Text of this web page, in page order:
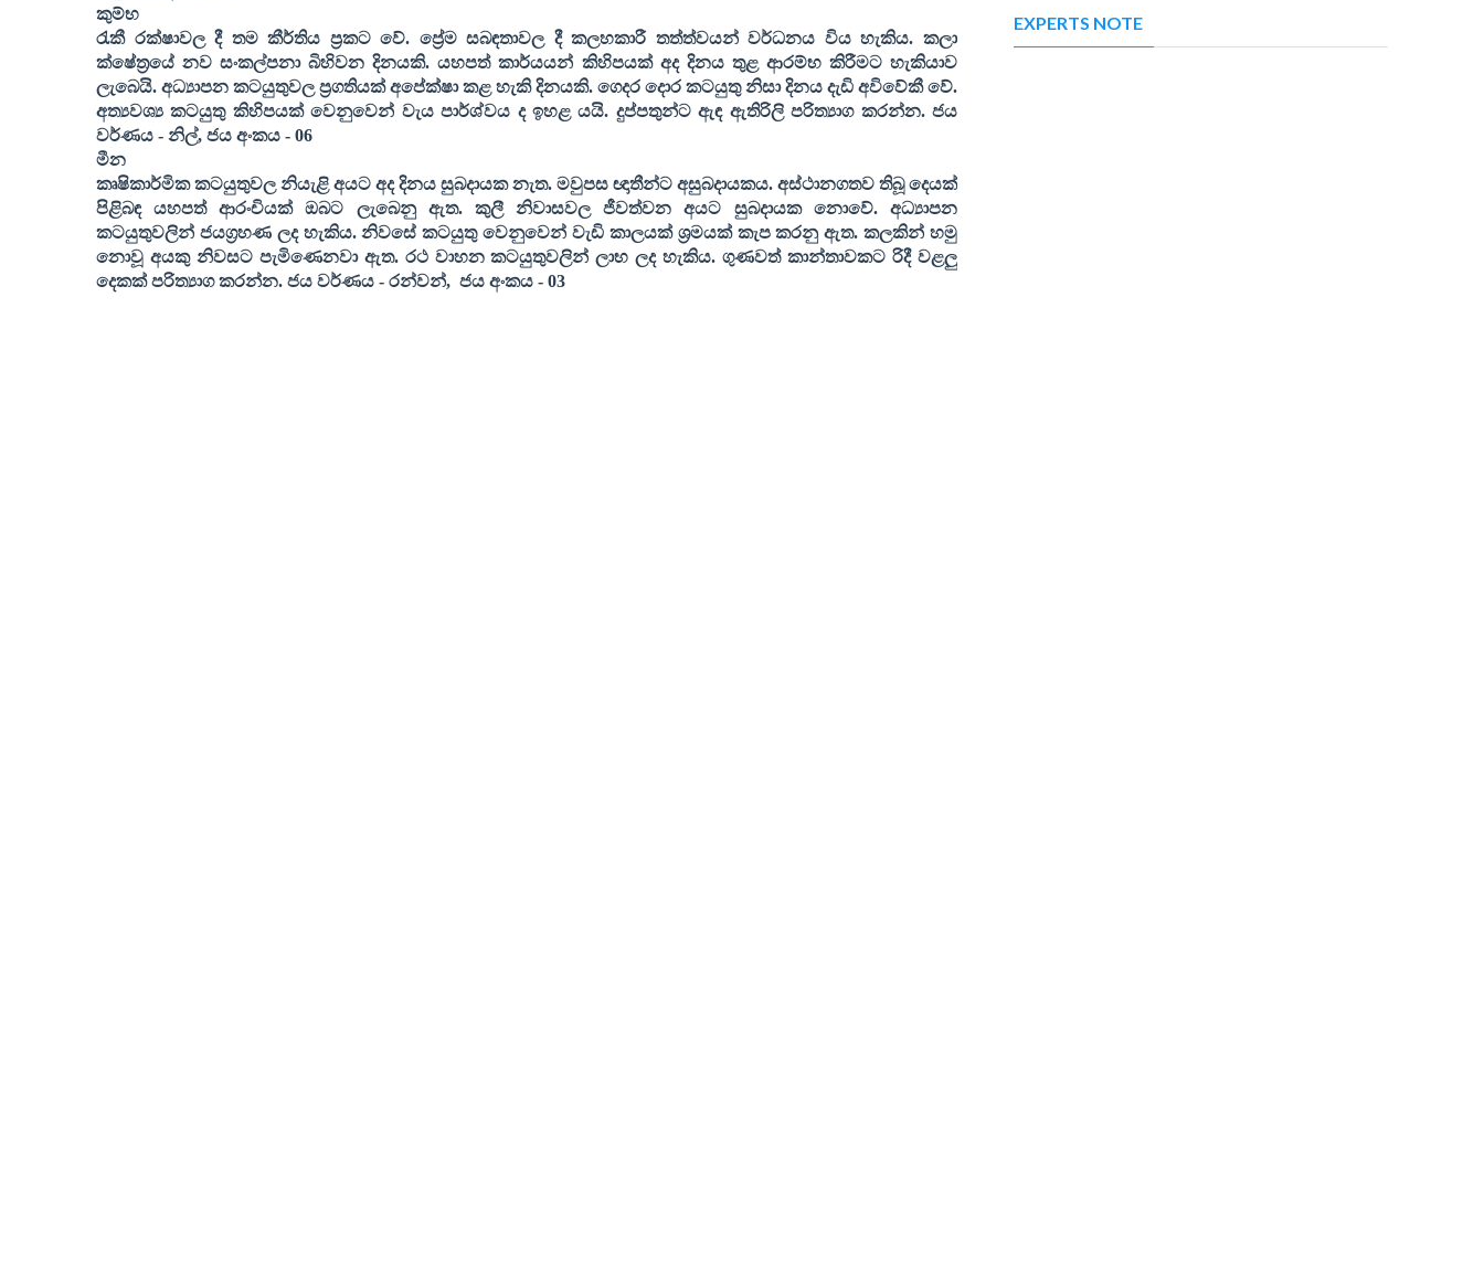
කුම්භ
රැකී රක්ෂාවල දී තම කීර්තිය ප්‍රකට වේ. ප්‍රේම සබඳතාවල දී කලහකාරී තත්ත්වයන් වර්ධනය විය හැකිය. කලා
ක්ෂේත්‍රයේ නව සංකල්පනා බිහිවන දිනයකි. යහපත් කාර්යයන් කිහිපයක් අද දිනය තුළ ආරම්භ කිරීමට හැකියාව
ලැබෙයි. අධ්‍යාපන කටයුතුවල ප්‍රගතියක් අපේක්ෂා කළ හැකි දිනයකි. ගෙදර දොර කටයුතු නිසා දිනය දැඩි අවිවේකී වේ.
අත්‍යවශ්‍ය කටයුතු කිහිපයක් වෙනුවෙන් වැය පාර්ශ්වය ද ඉහළ යයි. දුප්පතුන්ට ඇඳ ඇතිරිලි පරිත්‍යාග කරන්න. ජය
වර්ණය - නිල්, ජය අංකය - 06
මීන
කෘෂිකාර්මික කටයුතුවල නියැළි අයට අද දිනය සුබදායක නැත. මවුපස ඥාතීන්ට අසුබදායකය. අස්ථානගතව තිබූ දෙයක්
පිළිබඳ යහපත් ආරංචියක් ඔබට ලැබෙනු ඇත. කුලී නිවාසවල ජීවත්වන අයට සුබදායක නොවේ. අධ්‍යාපන
කටයුතුවලින් ජයග්‍රහණ ලද හැකිය. නිවසේ කටයුතු වෙනුවෙන් වැඩි කාලයක් ශ්‍රමයක් කැප කරනු ඇත. කලකින් හමු
නොවූ අයකු නිවසට පැමිණෙනවා ඇත. රථ වාහන කටයුතුවලින් ලාභ ලද හැකිය. ගුණවත් කාන්තාවකට රිදී වළලු
දෙකක් පරිත්‍යාග කරන්න. ජය වර්ණය - රන්වන්, ජය අංකය - 03
EXPERTS NOTE